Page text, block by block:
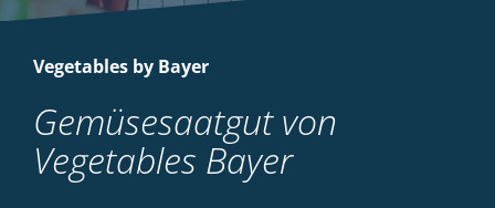
Vegetables by Bayer
Gemüsesaatgut von
Vegetables Bayer